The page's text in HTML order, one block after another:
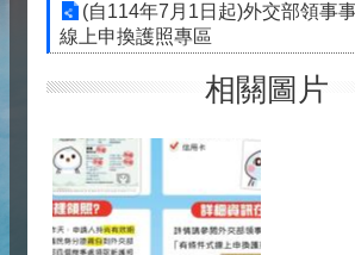
(自114年7月1日起)外交部領事
線上申換護照專區
相關圖片